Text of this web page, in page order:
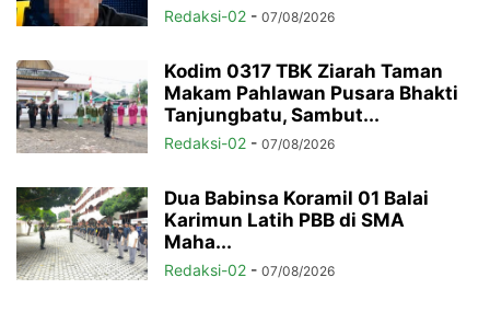
Redaksi-02 - 07/08/2026
Kodim 0317 TBK Ziarah Taman
Makam Pahlawan Pusara Bhakti
Tanjungbatu, Sambut...
Redaksi-02 - 07/08/2026
Dua Babinsa Koramil 01 Balai
Karimun Latih PBB di SMA
Maha...
Redaksi-02 - 07/08/2026